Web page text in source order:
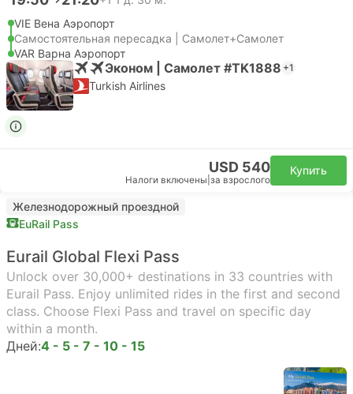
VIE Вена Аэропорт
Самостоятельная пересадка | Самолет+Самолет
VAR Варна Аэропорт
Эконом | Самолет #TK1888 +1
Turkish Airlines
USD 540
Налоги включены за взрослого
Купить
Железнодорожный проездной
EuRail Pass
Eurail Global Flexi Pass
Unlock over 30,000+ destinations in 33 countries with
Eurail Pass. Enjoy unlimited rides in the first and second
class. Choose Flexi Pass and travel on specific day
within a month.
Дней:4 - 5 - 7 - 10 - 15